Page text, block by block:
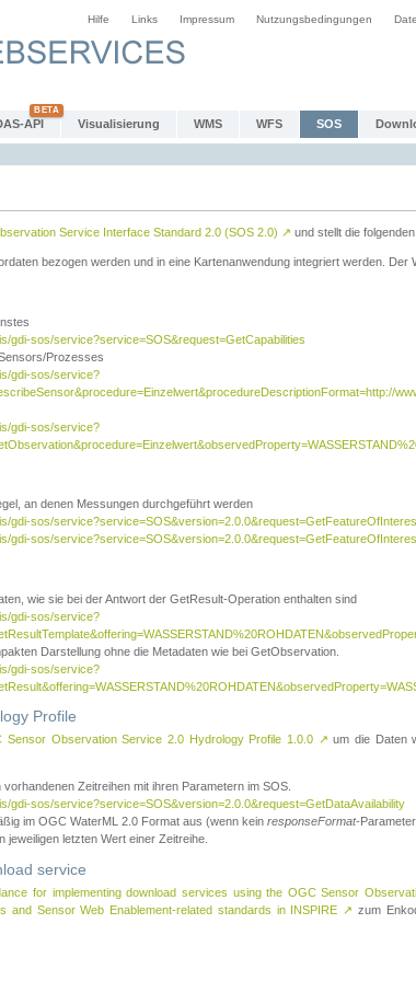
Hilfe Links Impressum Nutzungsbedingungen
API Visualisierung WMS WFS SOS
Service Interface Standard 2.0 (SOS 2.0) ↗ und stellt die
bezogen werden und in eine Kartenanwendung integriert werden. Der
gdi-sos/service?service=SOS&request=GetCapabilities
Prozesses
gdi-sos/service?
gdi-sos/service?
an denen Messungen durchgeführt werden
gdi-sos/
gdi-sos/
wie sie bei der Antwort der GetResult-Operation enthalten sind
gdi-sos/service?
Darstellung ohne die Metadaten wie bei GetObservation.
gdi-sos/service?
Profile
Sensor Observation Service 2.0 Hydrology Profile 1.0.0 ↗ um die Daten
Zeitreihen mit ihren Parametern im SOS.
gdi-sos/service?service=SOS&version=2.0.0&request=GetDataAvailability
im OGC WaterML 2.0 Format aus (wenn kein responseFormat-
jeweiligen letzten Wert einer Zeitreihe.
service
for implementing download services using the OGC Sensor
Sensor Web Enablement-related standards in INSPIRE ↗ zum